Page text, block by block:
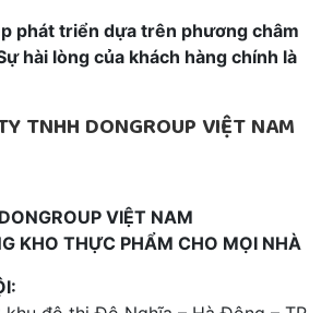
phát triển dựa trên phương châm
hài lòng của khách hàng chính là
TNHH DONGROUP VIỆT NAM
VIỆT NAM
KHO THỰC PHẨM CHO MỌI NHÀ